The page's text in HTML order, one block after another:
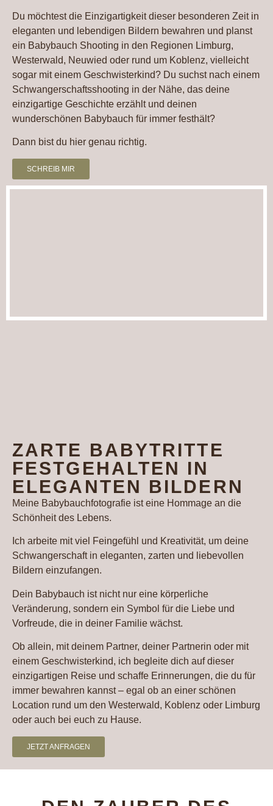
Du möchtest die Einzigartigkeit dieser besonderen Zeit in
eleganten und lebendigen Bildern bewahren und planst
ein Babybauch Shooting in den Regionen Limburg,
Westerwald, Neuwied oder rund um Koblenz, vielleicht
sogar mit einem Geschwisterkind? Du suchst nach einem
Schwangerschaftsshooting in der Nähe, das deine
einzigartige Geschichte erzählt und deinen
wunderschönen Babybauch für immer festhält?
Dann bist du hier genau richtig.
SCHREIB MIR
ZARTE BABYTRITTE
FESTGEHALTEN IN
ELEGANTEN BILDERN
Meine Babybauchfotografie ist eine Hommage an die
Schönheit des Lebens.
Ich arbeite mit viel Feingefühl und Kreativität, um deine
Schwangerschaft in eleganten, zarten und liebevollen
Bildern einzufangen.
Dein Babybauch ist nicht nur eine körperliche
Veränderung, sondern ein Symbol für die Liebe und
Vorfreude, die in deiner Familie wächst.
Ob allein, mit deinem Partner, deiner Partnerin oder mit
einem Geschwisterkind, ich begleite dich auf dieser
einzigartigen Reise und schaffe Erinnerungen, die du für
immer bewahren kannst – egal ob an einer schönen
Location rund um den Westerwald, Koblenz oder Limburg
oder auch bei euch zu Hause.
JETZT ANFRAGEN